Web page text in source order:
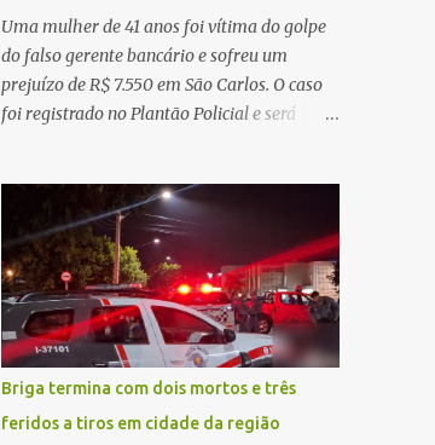
fortalecimento da atenção básica, da
infraestrutura hospitalar e da
regionalização dos serviços de saúde.
Entretanto, em um cenário de demandas
pública não é apenas investir mais, mas
decidir melhor onde investir para produzir o
maior benefício possível à população. Essa
reflexão encontra respaldo tanto na teoria
da admini...
Uma mulher de 41 anos foi vítima do golpe
do falso gerente bancário e sofreu um
prejuízo de R$ 7.550 em São Carlos. O caso
foi registrado no Plantão Policial e será
ocorrência, a vítima recebeu contato pelo
WhatsApp de um homem que afirmava ser
o novo gerente da conta bancária da
empresa. O suspeito alegou que seria
necessário atualizar o cadastro da conta e
passou a orientar a vítima sobre os
procedimentos que deveriam ser realizados.
Dias depois, o golpista enviou um
documento em PDF simulando uma
Briga termina com dois mortos e três
feridos a tiros em cidade da região